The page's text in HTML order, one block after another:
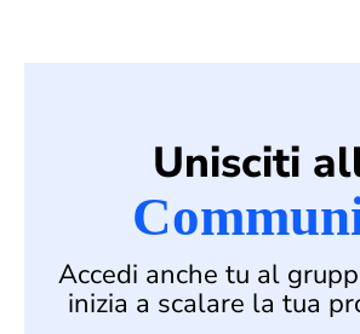
Unisciti
Accedi anche tu al
inizia a scalare la tua